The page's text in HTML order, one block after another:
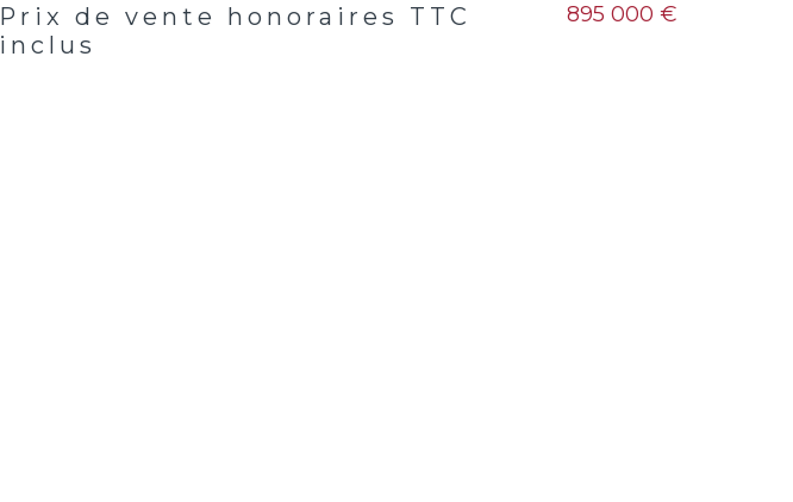
Caractéristiques Valeurs
Prix de vente honoraires TTC
inclus
895 000 €